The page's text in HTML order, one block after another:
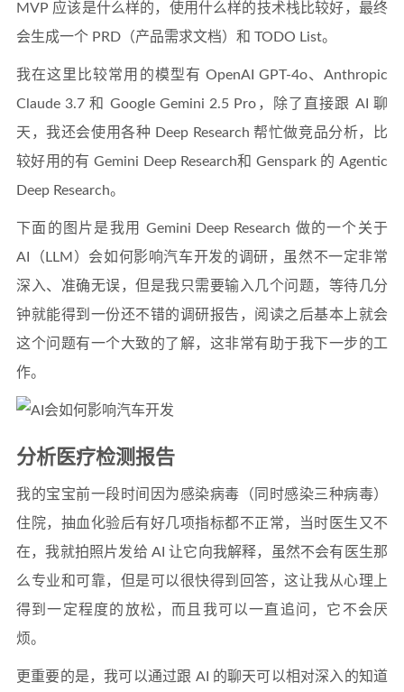
MVP 应该是什么样的，使用什么样的技术栈比较好，最终
会生成一个 PRD（产品需求文档）和 TODO List。
我在这里比较常用的模型有 OpenAI GPT-4o、Anthropic
Claude 3.7 和 Google Gemini 2.5 Pro，除了直接跟 AI 聊
天，我还会使用各种 Deep Research 帮忙做竞品分析，比
较好用的有 Gemini Deep Research和 Genspark 的 Agentic
Deep Research。
下面的图片是我用 Gemini Deep Research 做的一个关于
AI（LLM）会如何影响汽车开发的调研，虽然不一定非常
深入、准确无误，但是我只需要输入几个问题，等待几分
钟就能得到一份还不错的调研报告，阅读之后基本上就会
这个问题有一个大致的了解，这非常有助于我下一步的工
作。
分析医疗检测报告
我的宝宝前一段时间因为感染病毒（同时感染三种病毒）
住院，抽血化验后有好几项指标都不正常，当时医生又不
在，我就拍照片发给 AI 让它向我解释，虽然不会有医生那
么专业和可靠，但是可以很快得到回答，这让我从心理上
得到一定程度的放松，而且我可以一直追问，它不会厌
烦。
更重要的是，我可以通过跟 AI 的聊天可以相对深入的知道